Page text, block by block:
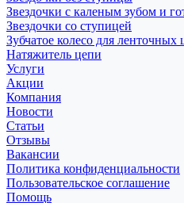
Звездочки с каленым зубом и
Звездочки со ступицей
Зубчатое колесо для ленточных
Натяжитель цепи
Услуги
Акции
Компания
Новости
Статьи
Отзывы
Вакансии
Политика конфиденциальности
Пользовательское соглашение
Помощь